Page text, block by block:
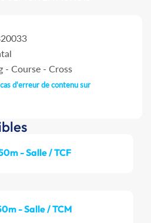
- Course - Cross
d'erreur de contenu sur
- Salle / TCF
- Salle / TCM